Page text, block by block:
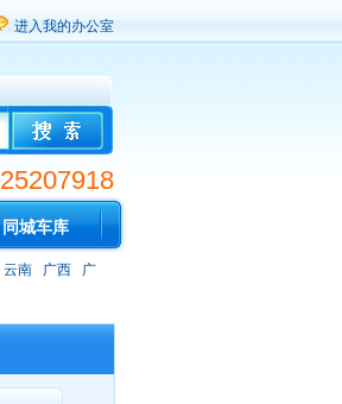
进入我的办公室
同城车库
云南 广西
广